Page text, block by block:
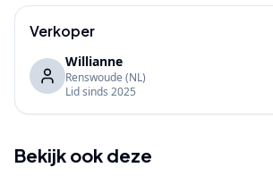
Verkoper
Willianne
Renswoude (NL)
Lid sinds 2025
Bekijk ook deze